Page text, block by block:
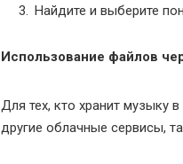
Найдите и выберите
Использование файлов
Для тех, кто хранит музыку
другие облачные сервисы,